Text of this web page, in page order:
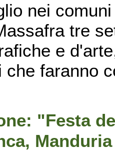
nei
tre
e
che faranno
"Festa